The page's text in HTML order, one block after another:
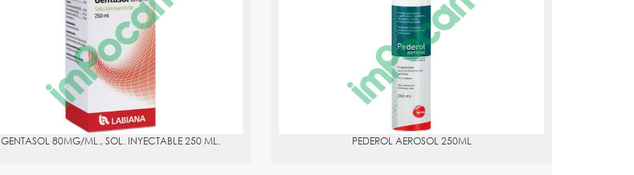
GENTASOL 80MG/ML., SOL. INYECTABLE 250 ML.
Clortetraciclina (clorhidrato) 20 mg.
PEDEROL AEROSOL 250ML